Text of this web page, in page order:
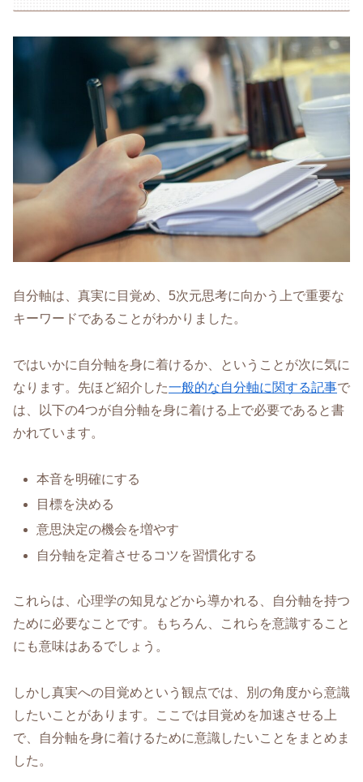
自分軸は、真実に目覚め、5次元思考に向かう上で重要な
キーワードであることがわかりました。
ではいかに自分軸を身に着けるか、ということが次に気に
なります。先ほど紹介した一般的な自分軸に関する記事で
は、以下の4つが自分軸を身に着ける上で必要であると書
かれています。
本音を明確にする
目標を決める
意思決定の機会を増やす
自分軸を定着させるコツを習慣化する
これらは、心理学の知見などから導かれる、自分軸を持つ
ために必要なことです。もちろん、これらを意識すること
にも意味はあるでしょう。
しかし真実への目覚めという観点では、別の角度から意識
したいことがあります。ここでは目覚めを加速させる上
で、自分軸を身に着けるために意識したいことをまとめま
した。